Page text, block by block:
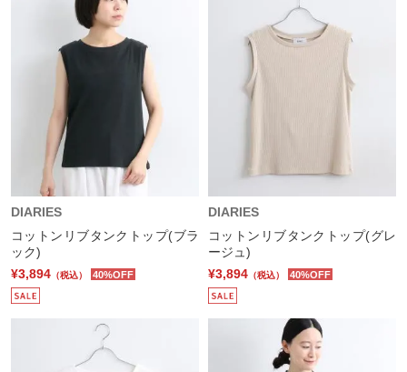
DIARIES
コットンリブタンクトップ(ブラ
ック)
¥3,894 （税込） 40%OFF
DIARIES
コットンリブタンクトップ(グレ
ージュ)
¥3,894 （税込） 40%OFF